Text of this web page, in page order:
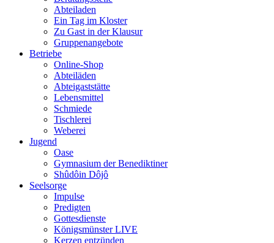
Abteiladen
Ein Tag im Kloster
Zu Gast in der Klausur
Gruppenangebote
Betriebe
Online-Shop
Abteiläden
Abteigaststätte
Lebensmittel
Schmiede
Tischlerei
Weberei
Jugend
Oase
Gymnasium der Benediktiner
Shûdôin Dôjô
Seelsorge
Impulse
Predigten
Gottesdienste
Königsmünster LIVE
Kerzen entzünden